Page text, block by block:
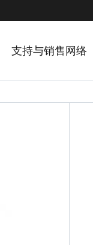
支持与销售网络